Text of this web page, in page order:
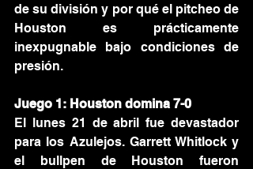
de su división y por qué el pitcheo de
Houston es prácticamente
inexpugnable bajo condiciones de
presión.
Juego 1: Houston domina 7-0
El lunes 21 de abril fue devastador
para los Azulejos. Garrett Whitlock y
el bullpen de Houston fueron